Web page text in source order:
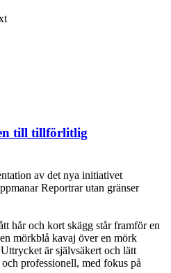
till tillförlitlig
av det nya initiativet
Reportrar utan gränser